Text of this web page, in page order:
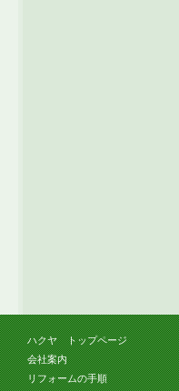
ハクヤ トップページ
会社案内
リフォームの手順